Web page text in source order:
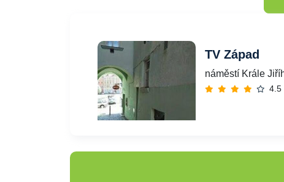
TV Západ
náměstí Krále
4.5